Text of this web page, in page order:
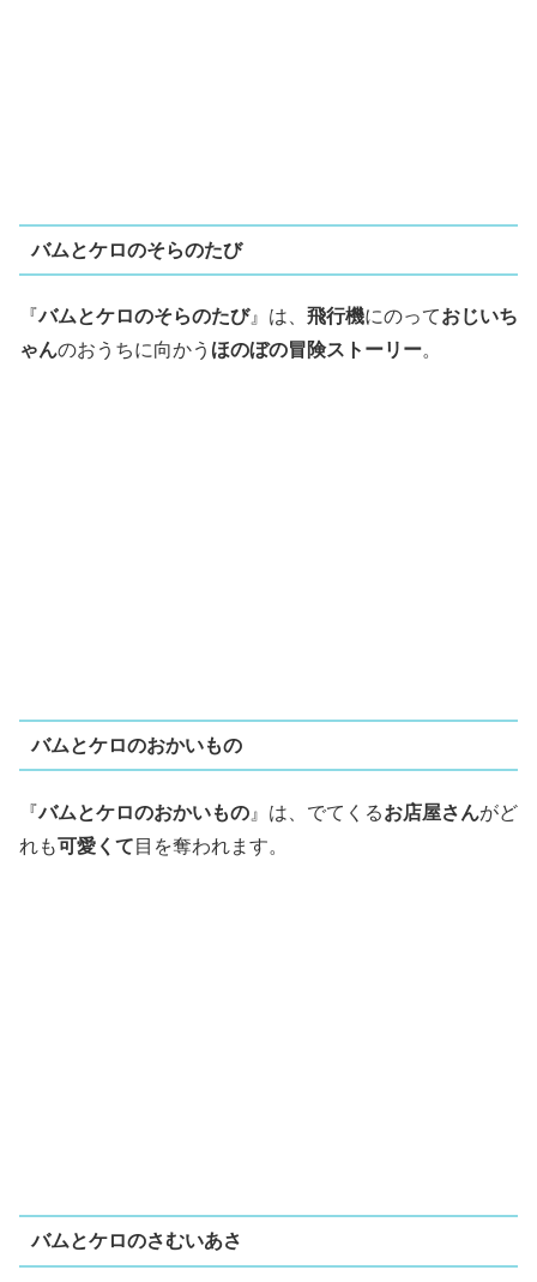
バムとケロのそらのたび
『バムとケロのそらのたび』は、 飛行機にのっておじいち
ゃんのおうちに向かう ほのぼの冒険ストーリー。
バムとケロのおかいもの
『バムとケロのおかいもの 』は、でてくるお店屋さんがど
れも可愛くて 目を奪われます。
バムとケロのさむいあさ